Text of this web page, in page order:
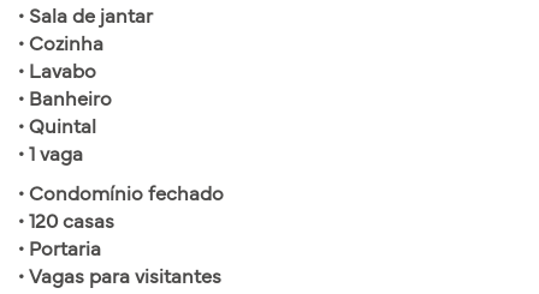
• Sala de jantar
• Cozinha
• Lavabo
• Banheiro
• Quintal
• 1 vaga
• Condomínio fechado
• 120 casas
• Portaria
• Vagas para visitantes